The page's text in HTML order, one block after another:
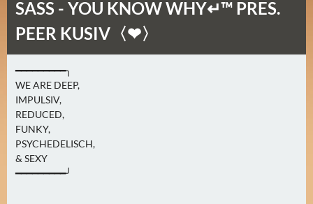
T
E
(
)
M
O
R
G
E
SASS - YOU KNOW WHY↵™ PRES.
PEER KUSIV〈❤〉
━━━━━━━━━╮
WE ARE DEEP,
IMPULSIV,
REDUCED,
FUNKY,
PSYCHEDELISCH,
& SEXY
━━━━━━━━━╯